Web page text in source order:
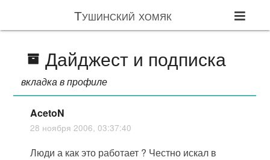
Тушинский хомяк
Дайджест и подписка
вкладка в профиле
AcetoN
28 ноября 2006, 03:37:40
Люди а как это работает ? Честно искал в